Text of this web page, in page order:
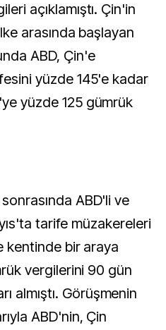
açıklamıştı. Çin'in
arasında başlayan
ABD, Çin'e
yüzde 145'e kadar
yüzde 125 gümrük
ABD'li ve
tarife müzakereleri
kentinde bir araya
vergilerini 90 gün
almıştı. Görüşmenin
ABD'nin, Çin